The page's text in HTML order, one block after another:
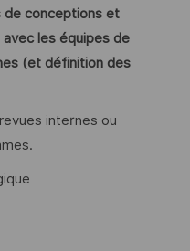
de conceptions et
les équipes de
(et définition des
internes ou